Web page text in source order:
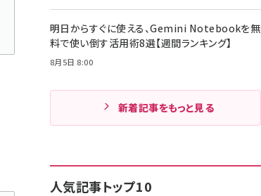
明日からすぐに使える、Gemini Notebookを無
料で使い倒す活用術8選【週間ランキング】
8月5日 8:00
新着記事をもっと見る
人気記事トップ10